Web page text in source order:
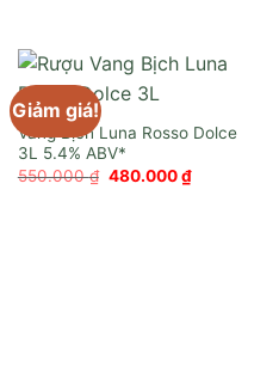
Giảm giá!
Vang Bịch Luna Rosso Dolce
3L
550.000₫ Giá
gốc
480.000₫Giá
hiện